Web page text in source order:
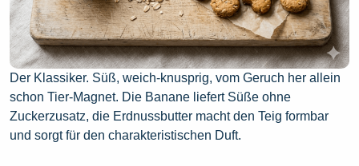
Der Klassiker. Süß, weich-knusprig, vom Geruch her allein
schon Tier-Magnet. Die Banane liefert Süße ohne
Zuckerzusatz, die Erdnussbutter macht den Teig formbar
und sorgt für den charakteristischen Duft.